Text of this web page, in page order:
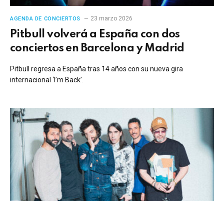
AGENDA DE CONCIERTOS 23 marzo 2026
Pitbull volverá a España con dos
conciertos en Barcelona y Madrid
Pitbull regresa a España tras 14 años con su nueva gira
internacional ‘I’m Back’.